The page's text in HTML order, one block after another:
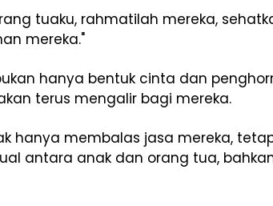
tuaku, rahmatilah mereka,
mereka."
hanya bentuk cinta dan
terus mengalir bagi mereka.
hanya membalas jasa mereka,
antara anak dan orang tua,